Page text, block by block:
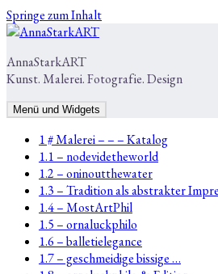
Springe zum Inhalt
AnnaStarkART
Kunst. Malerei. Fotografie. Design
Menü und Widgets
1 # Malerei – – – Katalog
1.1 – nodevidetheworld
1.2 – oninoutthewater
1.3 – Tradition als abstrakter
1.4 – MostArtPhil
1.5 – ornaluckphilo
1.6 – balletielegance
1.7 – geschmeidige bissige …